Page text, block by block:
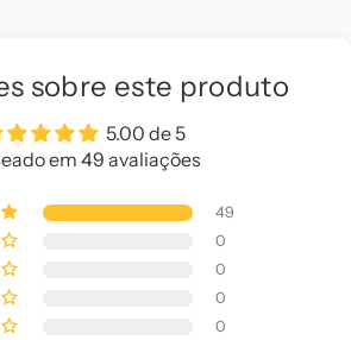
sobre este produto
5.00 de 5
em 49 avaliações
49
0
0
0
0